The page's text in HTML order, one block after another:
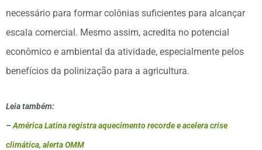
necessário para formar colônias suficientes para alcançar
escala comercial. Mesmo assim, acredita no potencial
econômico e ambiental da atividade, especialmente pelos
benefícios da polinização para a agricultura.
Leia também:
– América Latina registra aquecimento recorde e acelera crise
climática, alerta OMM